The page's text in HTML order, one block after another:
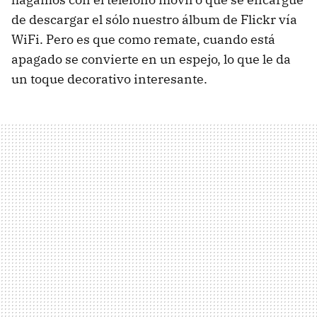
de descargar el sólo nuestro álbum de Flickr vía
WiFi. Pero es que como remate, cuando está
apagado se convierte en un espejo, lo que le da
un toque decorativo interesante.